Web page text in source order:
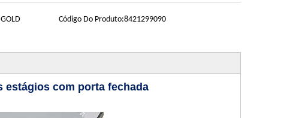
Código Do Produto:8421299090
estágios com porta fechada